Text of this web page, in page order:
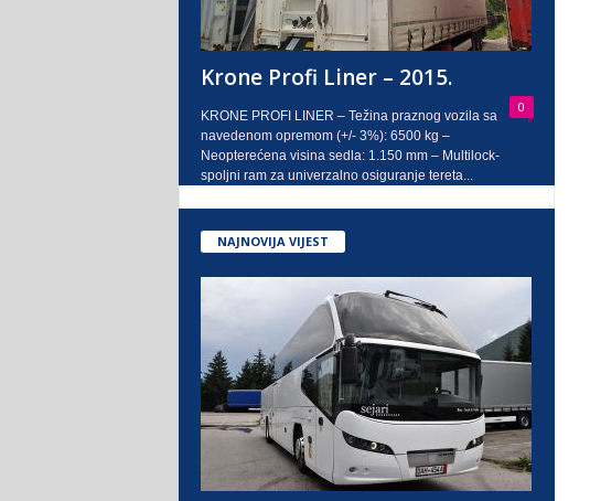
j
o
Krone Profi Liner – 2015.
0
KRONE PROFI LINER – Težina praznog vozila sa
navedenom opremom (+/- 3%): 6500 kg –
Neopterećena visina sedla: 1.150 mm – Multilock-
spoljni ram za univerzalno osiguranje tereta...
NAJNOVIJA VIJEST